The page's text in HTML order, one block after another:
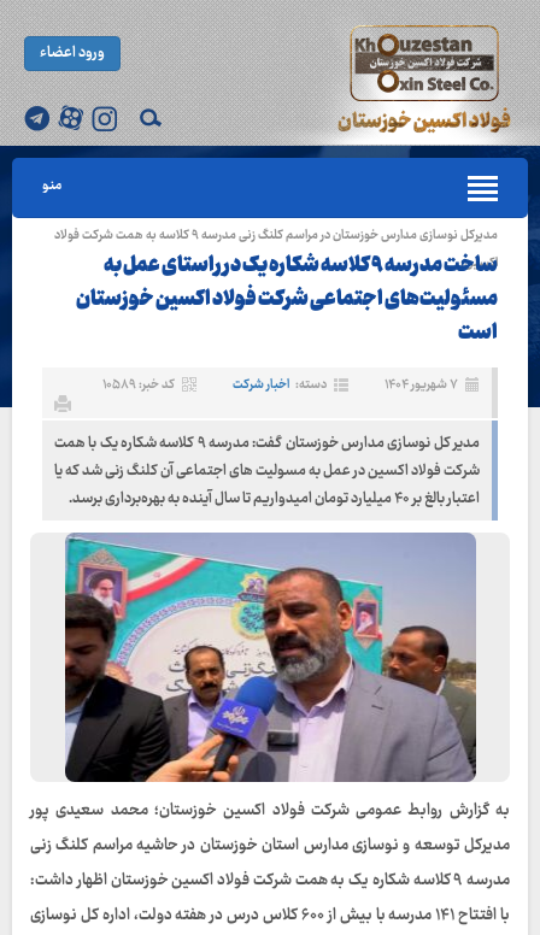
ورود اعضاء
منو
مدیرکل نوسازی مدارس خوزستان در مراسم کلنگ زنی مدرسه ۹ کلاسه به همت شرکت فولاد
اکسین:
ساخت مدرسه ۹ کلاسه شکاره یک در راستای عمل به
مسئولیت‌های اجتماعی شرکت فولاد اکسین خوزستان
است
۷ شهریور ۱۴۰۴ دسته: اخبار شرکت کد خبر: ۱۰۵۸۹
مدیر کل نوسازی مدارس خوزستان گفت: مدرسه ۹ کلاسه شکاره یک با همت
شرکت فولاد اکسین در عمل به مسولیت های اجتماعی آن کلنگ زنی شد که یا
اعتبار بالغ بر ۴۰ میلیارد تومان امیدواریم تا سال آینده به بهره‌برداری برسد.
به گزارش روابط عمومی شرکت فولاد اکسین خوزستان؛ محمد سعیدی پور
مدیرکل توسعه و نوسازی مدارس استان خوزستان در حاشیه مراسم کلنگ زنی
مدرسه ۹ کلاسه شکاره یک به همت شرکت فولاد اکسین خوزستان اظهار داشت:
با افتتاح ۱۴۱ مدرسه با بیش از ۶۰۰ کلاس درس در هفته دولت، اداره کل نوسازی